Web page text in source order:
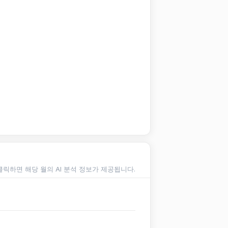
하면 해당 월의 AI 분석 정보가 제공됩니다.